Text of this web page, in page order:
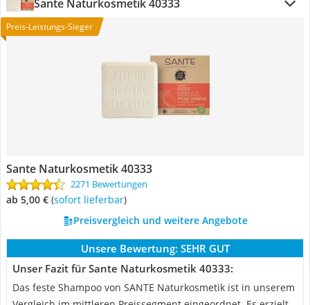
Sante Naturkosmetik 40333
Preis-Leistungs-Sieger
Sante Naturkosmetik 40333
2271 Bewertungen
ab 5,00 € ( Sofort lieferbar)
Preisvergleich und weitere Angebote
Unsere Bewertung: SEHR GUT
Unser Fazit für Sante Naturkosmetik 40333:
Das feste Shampoo von SANTE Naturkosmetik ist in unserem